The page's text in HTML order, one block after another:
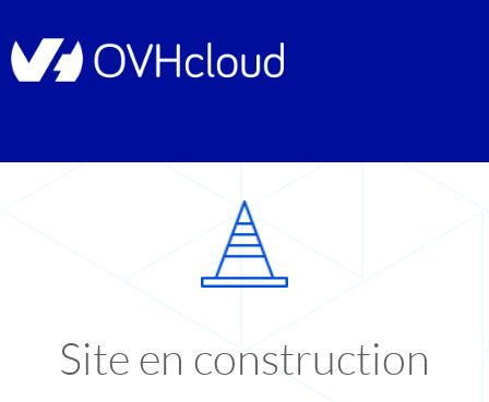
Site en construction